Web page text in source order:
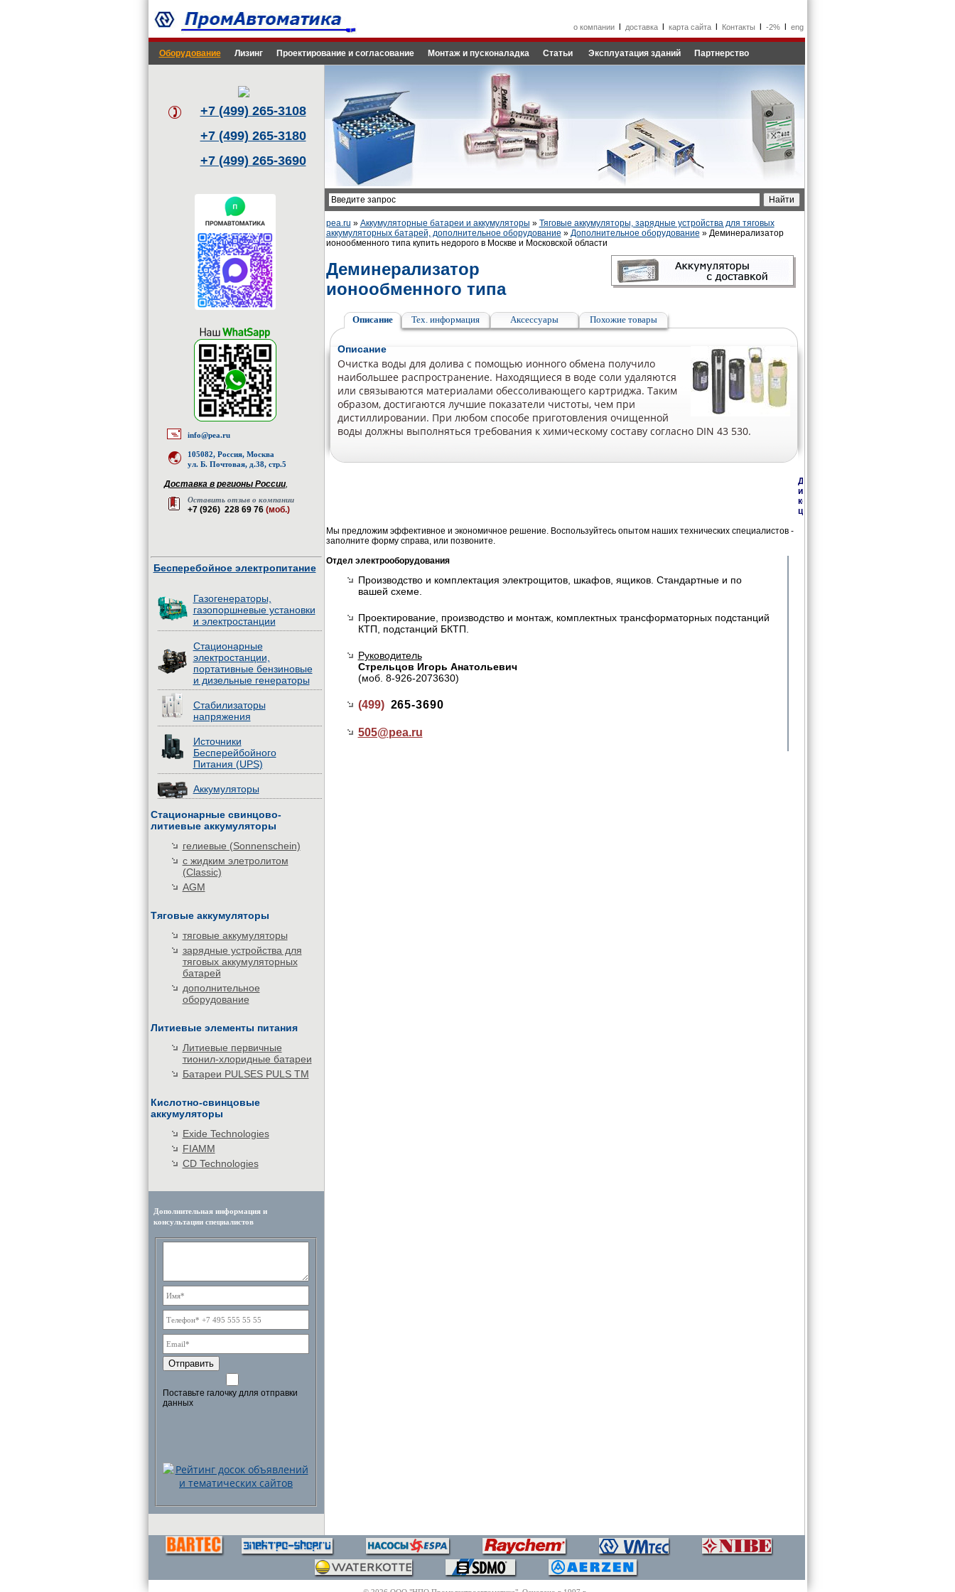
о компанииl доставкаl карта сайтаl Контакты -2%l eng
Оборудование Лизинг Проектирование и согласование Монтаж и пусконаладка Статьи Эксплуатация зданий Партнерство
+7 (499) 265-3108
+7 (499) 265-3180
+7 (499) 265-3690
info@pea.ru
105082, Россия, Москва
ул. Б. Почтовая, д.38, стр.5
Доставка в регионы России,
Оставить отзыв о компании
+7 (926) 228 69 76 (моб.)
Бесперебойное электропитание
Газогенераторы,
газопоршневые установки
и электростанции
Стационарные
электростанции,
портативные бензиновые
и дизельные генераторы
Стабилизаторы
напряжения
Источники
Бесперейбойного
Питания (UPS)
Аккумуляторы
Стационарные свинцово-
литиевые аккумуляторы
гелиевые (Sonnenschein)
с жидким элетролитом
(Classic)
AGM
Тяговые аккумуляторы
тяговые аккумуляторы
зарядные устройства для
тяговых аккумуляторных
батарей
дополнительное
оборудование
Литиевые элементы питания
Литиевые первичные
тионил-хлоридные батареи
Батареи PULSES PULS TM
Кислотно-свинцовые
аккумуляторы
Exide Technologies
FIAMM
CD Technologies
Дополнительная информация и
консультации специалистов
Отправить
Поставьте галочку длля отправки
данных
pea.ru » Аккумуляторные батареи и аккумуляторы » Тяговые аккумуляторы, зарядные устройства для тяговых
аккумуляторных батарей, дополнительное оборудование » Дополнительное оборудование » Деминерализатор
ионообменного типа купить недорого в Москве и Московской области
Деминерализатор
ионообменного типа
Описание Тех. информация Аксессуары Похожие товары
Описание
Очистка воды для долива с помощью ионного обмена получило
наибольшее распространение. Находящиеся в воде соли удаляются
или связываются материалами обессоливающего картриджа. Таким
образом, достигаются лучшие показатели чистоты, чем при
дистиллировании. При любом способе приготовления очищенной
воды должны выполняться требования к химическому составу согласно DIN 43 530.
Дополнительная
информация,
консультации,
цены
Мы предложим эффективное и экономичное решение. Воспользуйтесь опытом наших технических специалистов -
заполните форму справа, или позвоните.
Отдел электрооборудования
Производство и комплектация электрощитов, шкафов, ящиков. Стандартные и по
вашей схеме.
Проектирование, производство и монтаж, комплектных трансформаторных подстанций
КТП, подстанций БКТП.
Руководитель
Стрельцов Игорь Анатольевич
(моб. 8-926-2073630)
(499) 265-3690
505@pea.ru